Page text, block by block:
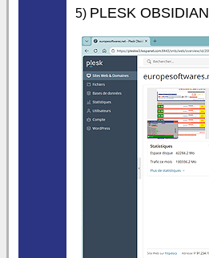
5) PLESK OBSIDIAN